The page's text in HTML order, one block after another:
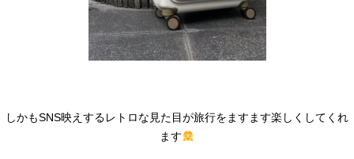
しかもSNS映えするレトロな見た目が旅行をますます楽しくしてくれ
ます